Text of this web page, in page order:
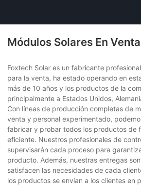
Módulos Solares En Venta
Foxtech Solar es un fabricante
para la venta, ha estado operando en
más de 10 años y los productos de la
principalmente a Estados Unidos,
Con líneas de producción completas de
venta y personal experimentado,
fabricar y probar todos los productos de
eficiente. Nuestros profesionales de
supervisarán cada proceso para
producto. Además, nuestras entregas
satisfacen las necesidades de cada
los productos se envían a los clientes en